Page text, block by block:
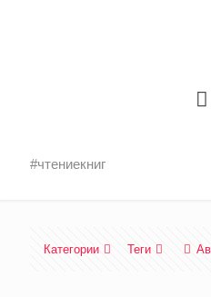
#чтениекниг
Категории Теги